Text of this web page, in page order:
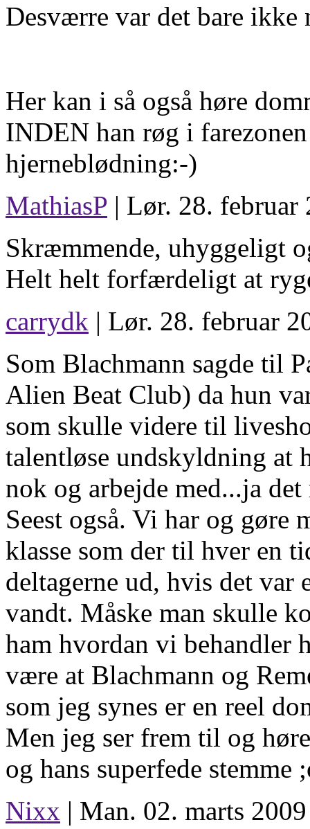
Desværre var det bare ikke
Her kan i så også høre
INDEN han røg i
hjerneblødning:-)
MathiasP | Lør. 28.
Skræmmende, uhyggeligt
Helt helt forfærdeligt at
carrydk | Lør. 28. februar
Som Blachmann sagde til
Alien Beat Club) da hun
som skulle videre til
talentløse undskyldning at
nok og arbejde med...ja
Seest også. Vi har og gøre
klasse som der til hver en
deltagerne ud, hvis det var
vandt. Måske man skulle
ham hvordan vi behandler
være at Blachmann og
som jeg synes er en reel
Men jeg ser frem til og
og hans superfede stemme
Nixx | Man. 02. marts